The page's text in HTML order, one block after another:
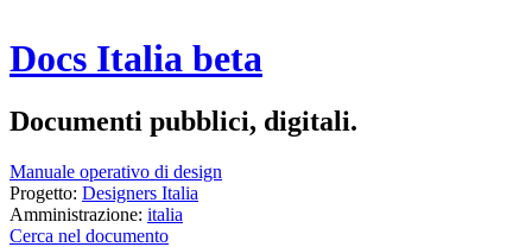
Docs Italia beta
Documenti pubblici, digitali.
Manuale operativo di design
Progetto: Designers Italia
Amministrazione: italia
Cerca nel documento